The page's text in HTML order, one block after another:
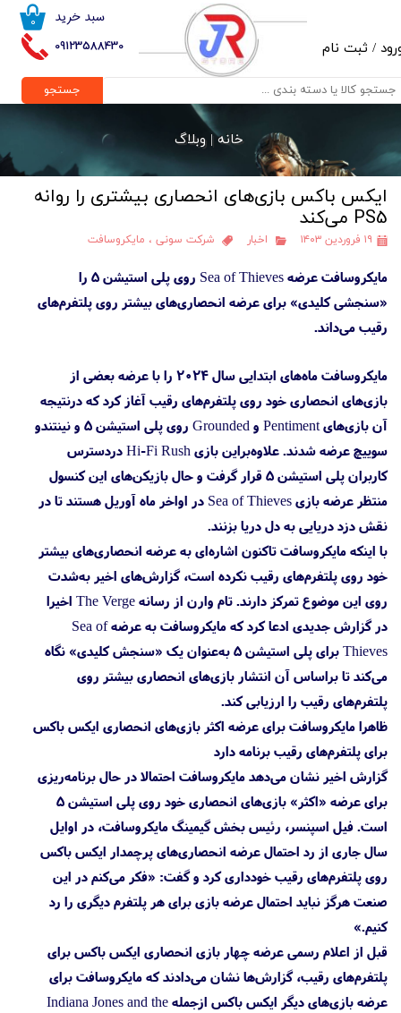
09123588430
۰ سبد خرید
/ ثبت نام
حساب کاربری من
تغییر گذر واژه
خروج از حساب کاربری
جستجو
خانه |وبلاگ
ایکس باکس بازی‌های انحصاری بیشتری را روانه
PS5 می‌کند
۱۹ فروردین ۱۴۰۳ اخبار شرکت سونی ، مایکروسافت
مایکروسافت عرضه Sea of Thieves روی پلی استیشن 5 را
«سنجشی کلیدی» برای عرضه انحصاری‌های بیشتر روی پلتفرم‌های
رقیب می‌داند.
مایکروسافت ماه‌های ابتدایی سال ۲۰۲۴ را با عرضه بعضی از
بازی‌های انحصاری خود روی پلتفرم‌های رقیب آغاز کرد که درنتیجه
آن بازی‌های Pentiment و Grounded روی پلی استیشن 5 و نینتندو
سوییچ عرضه شدند. علاوه‌براین بازی Hi-Fi Rush دردسترس
کاربران پلی استیشن 5 قرار گرفت و حال بازیکن‌های این کنسول
منتظر عرضه بازی Sea of Thieves در اواخر ماه آوریل هستند تا در
نقش دزد دریایی به دل دریا بزنند.
با اینکه مایکروسافت تاکنون اشاره‌ای به عرضه انحصاری‌های بیشتر
خود روی پلتفرم‌های رقیب نکرده است، گزارش‌های اخیر به‌شدت
روی این موضوع تمرکز دارند. تام وارن از رسانه The Verge اخیرا
در گزارش جدیدی ادعا کرد که مایکروسافت به عرضه Sea of
Thieves برای پلی استیشن 5 به‌عنوان یک «سنجش کلیدی» نگاه
می‌کند تا براساس آن انتشار بازی‌های انحصاری بیشتر روی
پلتفرم‌های رقیب را ارزیابی کند.
ظاهرا مایکروسافت برای عرضه اکثر بازی‌های انحصاری ایکس باکس
برای پلتفرم‌های رقیب برنامه دارد
گزارش اخیر نشان می‌دهد مایکروسافت احتمالا در حال برنامه‌ریزی
برای عرضه «اکثر» بازی‌های انحصاری خود روی پلی استیشن 5
است. فیل‌ اسپنسر، رئیس بخش گیمینگ مایکروسافت، در اوایل
سال جاری از رد احتمال عرضه انحصاری‌های پرچمدار ایکس باکس
روی پلتفرم‌های رقیب خودداری کرد و گفت: «فکر می‌کنم در این
صنعت هرگز نباید احتمال عرضه بازی برای هر پلتفرم دیگری را رد
کنیم.»
قبل‌ از اعلام رسمی عرضه چهار بازی انحصاری ایکس باکس برای
پلتفرم‌های رقیب، گزارش‌ها نشان می‌دادند که مایکروسافت برای
عرضه بازی‌های دیگر ایکس باکس ازجمله Indiana Jones and the